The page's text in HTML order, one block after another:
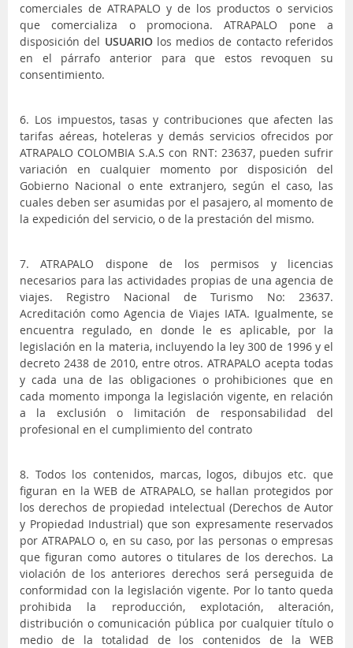
comerciales de ATRAPALO y de los productos o servicios
que comercializa o promociona. ATRAPALO pone a
disposición del USUARIOlos medios de contacto referidos
en el párrafo anterior para que estos revoquen su
consentimiento.
6. Los impuestos, tasas y contribuciones que afecten las
tarifas aéreas, hoteleras y demás servicios ofrecidos por
ATRAPALO COLOMBIA S.A.S con RNT: 23637, pueden sufrir
variación en cualquier momento por disposición del
Gobierno Nacional o ente extranjero, según el caso, las
cuales deben ser asumidas por el pasajero, al momento de
la expedición del servicio, o de la prestación del mismo.
7. ATRAPALO dispone de los permisos y licencias
necesarios para las actividades propias de una agencia de
viajes. Registro Nacional de Turismo No: 23637.
Acreditación como Agencia de Viajes IATA. Igualmente, se
encuentra regulado, en donde le es aplicable, por la
legislación en la materia, incluyendo la ley 300 de 1996 y el
decreto 2438 de 2010, entre otros. ATRAPALO acepta todas
y cada una de las obligaciones o prohibiciones que en
cada momento imponga la legislación vigente, en relación
a la exclusión o limitación de responsabilidad del
profesional en el cumplimiento del contrato
8. Todos los contenidos, marcas, logos, dibujos etc. que
figuran en la WEB de ATRAPALO, se hallan protegidos por
los derechos de propiedad intelectual (Derechos de Autor
y Propiedad Industrial) que son expresamente reservados
por ATRAPALO o, en su caso, por las personas o empresas
que figuran como autores o titulares de los derechos. La
violación de los anteriores derechos será perseguida de
conformidad con la legislación vigente. Por lo tanto queda
prohibida la reproducción, explotación, alteración,
distribución o comunicación pública por cualquier título o
medio de la totalidad de los contenidos de la WEB